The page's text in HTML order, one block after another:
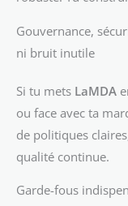
Gouvernance,
ni bruit inutile
Si tu mets LaMDA
ou face avec ta
de politiques
qualité continue.
Garde-fous